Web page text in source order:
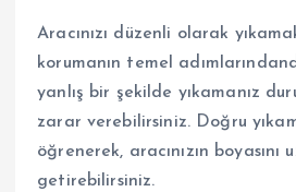
Aracınızı düzenli olarak
korumanın temel
yanlış bir şekilde yıkamanız
zarar verebilirsiniz. Doğru
öğrenerek, aracınızın boyasını
getirebilirsiniz.